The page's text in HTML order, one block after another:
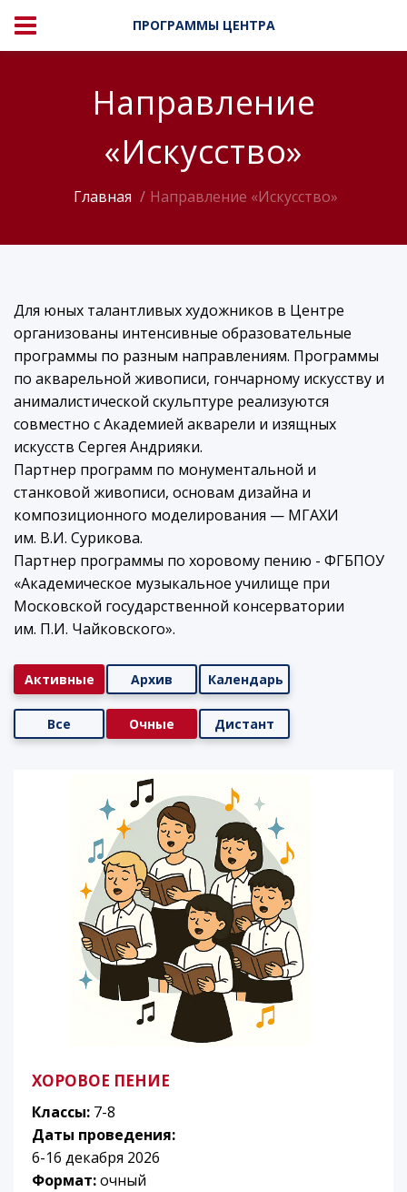
ПРОГРАММЫ ЦЕНТРА
Направление
«Искусство»
Главная Направление «Искусство»
Для юных талантливых художников в Центре
организованы интенсивные образовательные
программы по разным направлениям. Программы
по акварельной живописи, гончарному искусству и
анималистической скульптуре реализуются
совместно с Академией акварели и изящных
искусств Сергея Андрияки.
Партнер программ по монументальной и
станковой живописи, основам дизайна и
композиционного моделирования — МГАХИ
им. В.И. Сурикова.
Партнер программы по хоровому пению - ФГБПОУ
«Академическое музыкальное училище при
Московской государственной консерватории
им. П.И. Чайковского».
Активные Архив Календарь
Все Очные Дистант
ХОРОВОЕ ПЕНИЕ
Классы: 7-8
Даты проведения:
6-16 декабря 2026
Формат:очный